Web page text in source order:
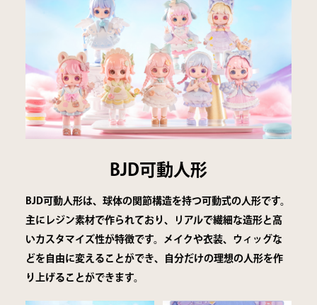
BJD可動人形
BJD可動人形は、球体の関節構造を持つ可動式の人形です。
主にレジン素材で作られており、リアルで繊細な造形と高
いカスタマイズ性が特徴です。メイクや衣装、ウィッグな
どを自由に変えることができ、自分だけの理想の人形を作
り上げることができます。